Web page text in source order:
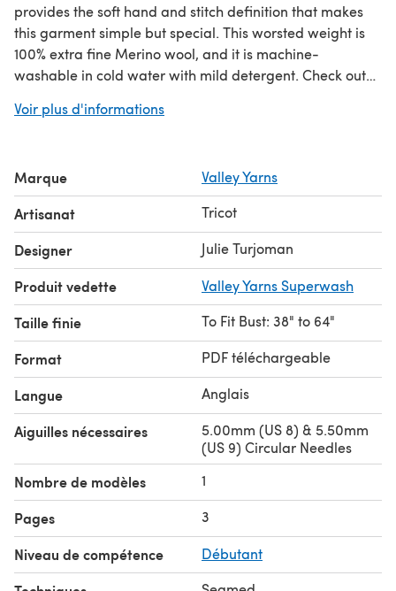
provides the soft hand and stitch definition that makes
this garment simple but special. This worsted weight is
100% extra fine Merino wool, and it is machine-
washable in cold water with mild detergent. Check out
Voir plus d'informations
Marque Valley Yarns
Artisanat Tricot
Designer Julie Turjoman
Produit vedette Valley Yarns Superwash
Taille finie To Fit Bust: 38" to 64"
Format PDF téléchargeable
Langue Anglais
Aiguilles nécessaires
5.00mm (US 8) & 5.50mm
(US 9) Circular Needles
Nombre de modèles 1
Pages 3
Niveau de compétence Débutant